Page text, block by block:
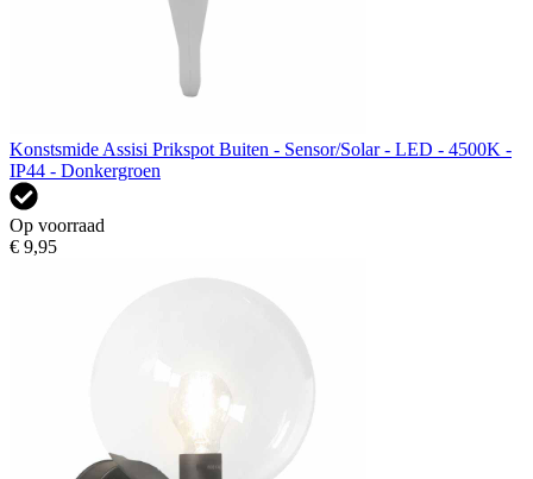
Konstsmide Assisi Prikspot Buiten - Sensor/Solar - LED - 4500K -
IP44 - Donkergroen
Op voorraad
€ 9,95